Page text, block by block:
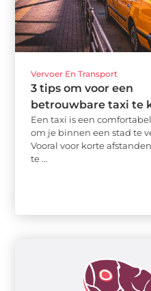
Vervoer En Transport
3 tips om voor een
betrouwbare taxi te
Een taxi is een
om je binnen een stad te
Vooral voor korte
te ...